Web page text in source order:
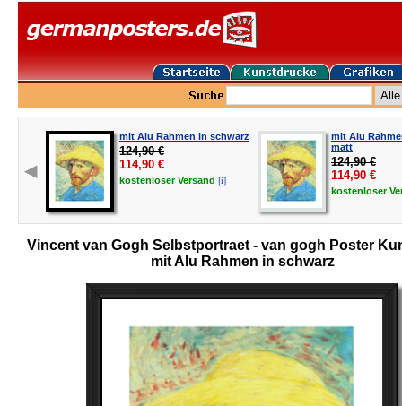
mit Alu Rahmen in schwarz
124,90 €
114,90 €
kostenloserVersand [i]
mit Alu
matt
124,90 €
114,90 €
kostenloser
Vincent van Gogh Selbstportraet - van gogh Poster
mit Alu Rahmen in schwarz